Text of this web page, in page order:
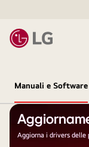
Manuali e Software
Aggiorna i drivers delle